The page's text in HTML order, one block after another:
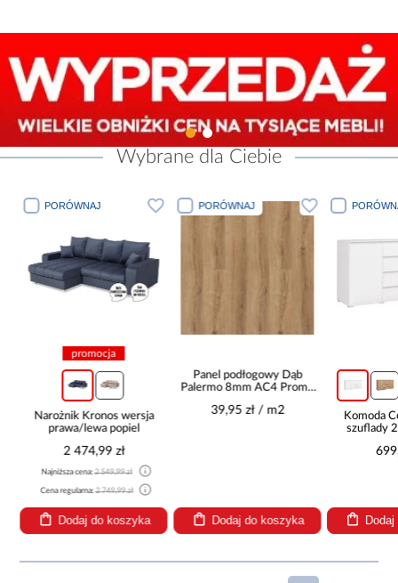
Wybrane dla Ciebie
PORÓWNAJ
promocja
Narożnik Kronos wersja
prawa/lewa popiel
2 474,99 zł
Najniższa cena:2 549,99 zł
Cena regularna:2 749,99 zł
Dodaj do koszyka
PORÓWNAJ
Panel podłogowy Dąb
Palermo 8mm AC4 Promo
39,95 zł / m2
Dodaj do koszyka
Komoda
szuflady